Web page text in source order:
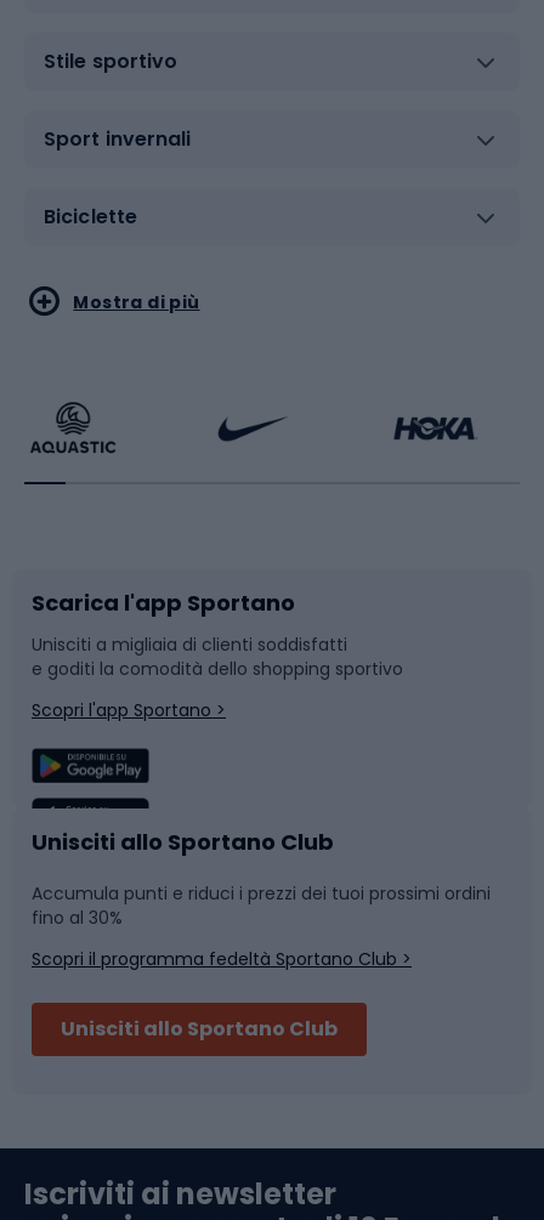
Stile sportivo
Sport invernali
Biciclette
Sport acquatici
Bikepacking
Bushcraft
Corsa
Sport di squadra
Caschi da ciclismo
Skitouring
Abbigliamento da escursionismo
Sport di arti marziali
Sport con le racchette
Slitte e slittini
Snowboard
Camminata nordica
Nuoto
Pattinaggio
Componenti per biciclette
Mostra di più
Scarica l'app Sportano
Unisciti a migliaia di clienti soddisfatti
e goditi la comodità dello shopping sportivo
Scopri l'app Sportano >
Unisciti allo Sportano Club
Accumula punti e riduci i prezzi dei tuoi prossimi ordini
fino al 30%
Scopri il programma fedeltà Sportano Club >
Unisciti allo Sportano Club
Iscriviti ai newsletter